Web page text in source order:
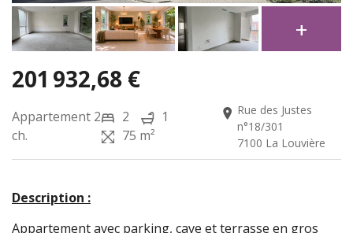
201 932,68 €
Appartement 2
ch.
2
1
75 m²
Rue des Justes
n°18/301
7100 La Louvière
Description :
Appartement avec parking, cave et terrasse en gros